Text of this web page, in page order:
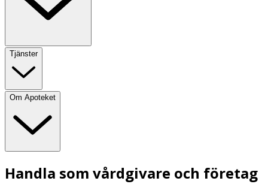
Tjänster
Om Apoteket
Handla som vårdgivare och företag